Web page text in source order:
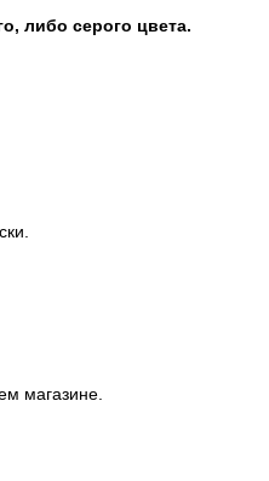
либо серого цвета.
магазине.